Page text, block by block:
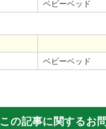
ベビーベッド
ベビーベッド
この記事に関するお